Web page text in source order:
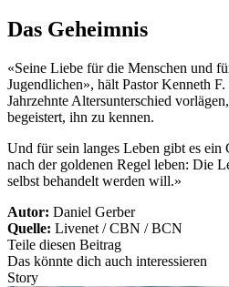
Das Geheimnis
«Seine Liebe für die Menschen und
Jugendlichen», hält Pastor Kenneth
Jahrzehnte Altersunterschied
begeistert, ihn zu kennen.
Und für sein langes Leben gibt es ein
nach der goldenen Regel leben: Die
selbst behandelt werden will.»
Autor: Daniel Gerber
Quelle: Livenet / CBN / BCN
Teile diesen Beitrag
Das könnte dich auch interessieren
Story